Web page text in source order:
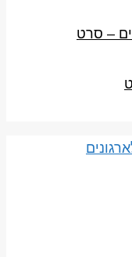
– סרט